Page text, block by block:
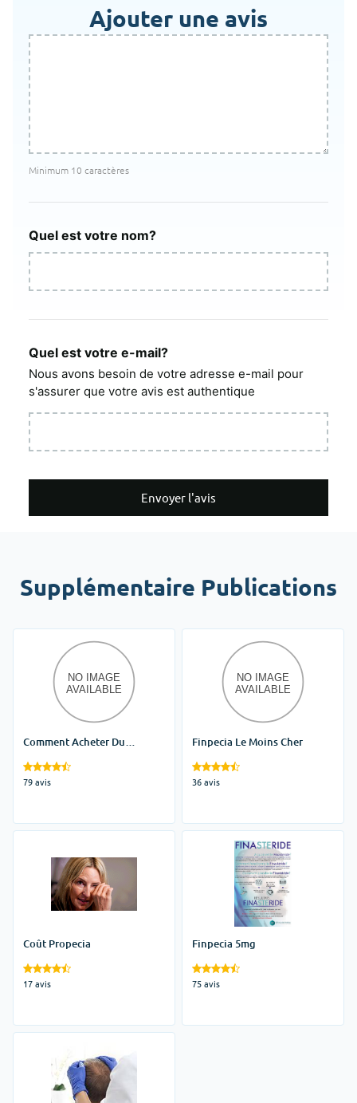
Ajouter une avis
Minimum 10 caractères
Quel est votre nom?
Quel est votre e-mail?
Nous avons besoin de votre adresse e-mail pour
s'assurer que votre avis est authentique
Envoyer l'avis
Supplémentaire Publications
Comment Acheter Du
79 avis
Finpecia Le Moins Cher
36 avis
Coût Propecia
17 avis
Finpecia 5mg
75 avis